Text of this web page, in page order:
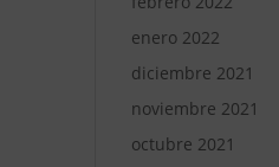
enero 2022
diciembre 2021
noviembre 2021
octubre 2021